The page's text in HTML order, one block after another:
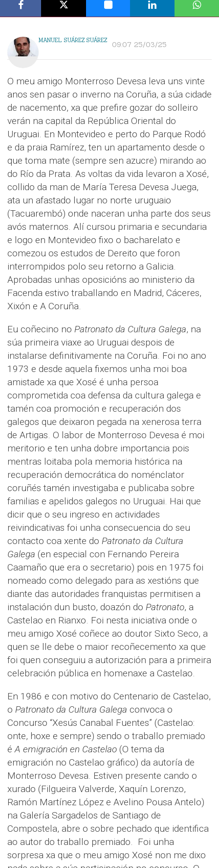
MANUEL SUÁREZ SUÁREZ 09:07 25/03/25
O meu amigo Monterroso Devesa leva uns vinte
anos sen pasar o inverno na Coruña, a súa cidade
de nacemento, xa que prefire gozar do solleiro
verán na capital da República Oriental do
Uruguai. En Montevideo e perto do Parque Rodó
e da praia Ramírez, ten un apartamento desde o
que toma mate (sempre sen azucre) mirando ao
do Río da Prata. As voltas da vida levaron a Xosé,
collido da man de María Teresa Devesa Juega,
ata un afastado lugar no norte uruguaio
(Tacuarembó) onde naceran unha parte dos seus
avós maternos. Alí cursou primaria e secundaria
e logo en Montevideo fixo o bacharelato e
comezou os estudos de Dereito que foron
interrompidos polo seu retorno a Galicia.
Aprobadas unhas oposicións ao ministerio da
Facenda estivo traballando en Madrid, Cáceres,
Xixón e A Coruña.
Eu coñecino no Patronato da Cultura Galega, na
súa primeira viaxe ao Uruguai despois de
instalarse definitivamente na Coruña. Foi no ano
1973 e desde aquela fixemos unha moi boa
amistade xa que Xosé é unha persoa
comprometida coa defensa da cultura galega e
tamén coa promoción e recuperación dos
galegos que deixaron pegada na xenerosa terra
de Artigas. O labor de Monterroso Devesa é moi
meritorio e ten unha dobre importancia pois
mentras loitaba pola memoria histórica na
recuperación democrática do noménclator
coruñés tamén investigaba e publicaba sobre
familias e apelidos galegos no Uruguai. Hai que
dicir que o seu ingreso en actividades
reivindicativas foi unha consecuencia do seu
contacto coa xente do Patronato da Cultura
Galega (en especial con Fernando Pereira
Caamaño que era o secretario) pois en 1975 foi
nomeado como delegado para as xestións que
diante das autoridades franquistas permitisen a
instalación dun busto, doazón do Patronato, a
Castelao en Rianxo. Foi nesta iniciativa onde o
meu amigo Xosé coñece ao doutor Sixto Seco, a
quen se lle debe o maior recoñecemento xa que
foi quen conseguiu a autorización para a primeira
celebración pública en homenaxe a Castelao.
En 1986 e con motivo do Centenario de Castelao,
o Patronato da Cultura Galega convoca o
Concurso “Xesús Canabal Fuentes” (Castelao:
onte, hoxe e sempre) sendo o traballo premiado
éA emigración en Castelao (O tema da
emigración no Castelao gráfico) da autoría de
Monterroso Devesa. Estiven presente cando o
xurado (Filgueira Valverde, Xaquín Lorenzo,
Ramón Martínez López e Avelino Pousa Antelo)
na Galería Sargadelos de Santiago de
Compostela, abre o sobre pechado que identifica
ao autor do traballo premiado. Foi unha
sorpresa xa que o meu amigo Xosé non me dixo